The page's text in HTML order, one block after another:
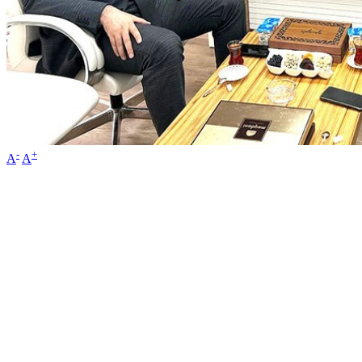
A- A+